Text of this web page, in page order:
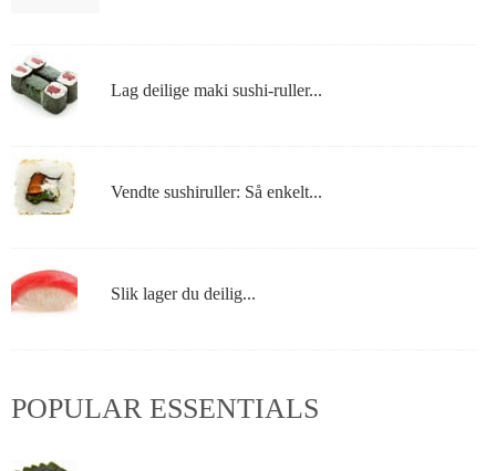
Lag deilige maki sushi-ruller...
Vendte sushiruller: Så enkelt...
Slik lager du deilig...
POPULAR ESSENTIALS